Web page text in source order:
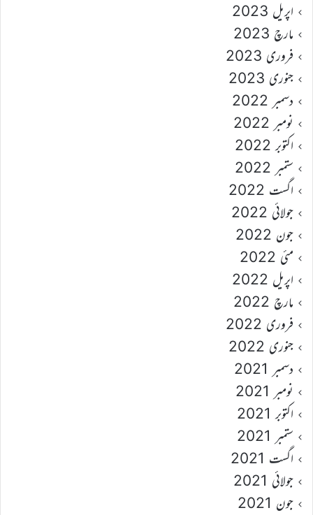
اپریل 2023
مارچ 2023
فروری 2023
جنوری 2023
دسمبر 2022
نومبر 2022
اکتوبر 2022
ستمبر 2022
اگست 2022
جولائی 2022
جون 2022
مئی 2022
اپریل 2022
مارچ 2022
فروری 2022
جنوری 2022
دسمبر 2021
نومبر 2021
اکتوبر 2021
ستمبر 2021
اگست 2021
جولائی 2021
جون 2021